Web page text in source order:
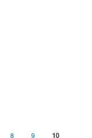
Seite
8 Seite
9
Aktuelle
10